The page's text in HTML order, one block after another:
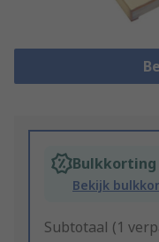
Bekijk
Subtotaal (1